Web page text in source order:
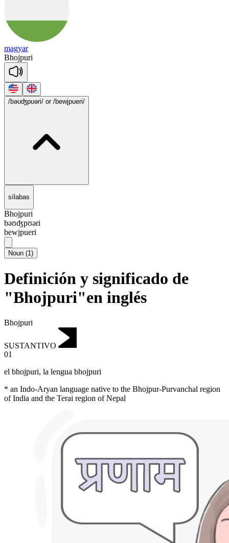
magyar
Bhojpuri
/bəʊʤpʊəri/ or /bewjpueri/
sílabas
Bhojpuri
bəʊʤpʊəri
bewjpueri
Noun (1)
Definición y significado de
"Bhojpuri"en inglés
Bhojpuri
SUSTANTIVO
01
el bhojpuri, la lengua bhojpuri
* an Indo-Aryan language native to the Bhojpur-Purvanchal region
of India and the Terai region of Nepal